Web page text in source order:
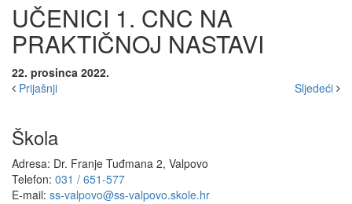
UČENICI 1. CNC NA
PRAKTIČNOJ NASTAVI
22. prosinca 2022.
Prijašnji
Sljedeći
Škola
Adresa: Dr. Franje Tuđmana 2, Valpovo
Telefon: 031 / 651-577
E-mail: ss-valpovo@ss-valpovo.skole.hr